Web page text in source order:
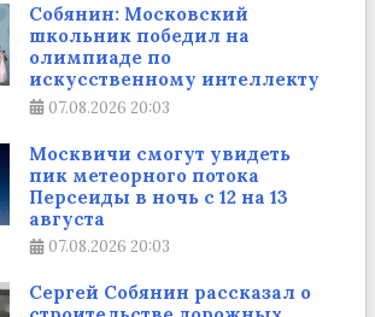
Собянин: Московский
школьник победил на
олимпиаде по
искусственному интеллекту
07.08.2026 20:03
Москвичи смогут увидеть
пик метеорного потока
Персеиды в ночь с 12 на 13
августа
07.08.2026 20:03
Сергей Собянин рассказал о